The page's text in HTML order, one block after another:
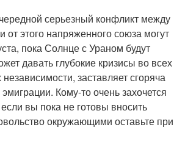
серьезный конфликт между
этого напряженного союза могут
пока Солнце с Ураном будут
давать глубокие кризисы во всех
заставляет сгоряча
Кому-то очень захочется
вы пока не готовы вносить
окружающими оставьте при